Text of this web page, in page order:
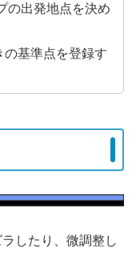
の出発地点を決め
の基準点を登録す
したり、微調整し